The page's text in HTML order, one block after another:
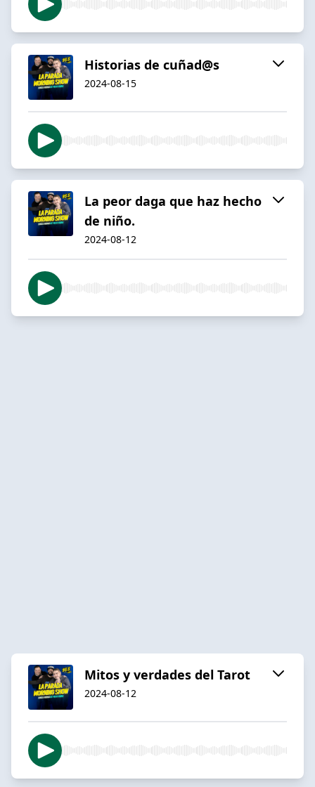
Historias de cuñad@s
2024-08-15
La peor daga que haz hecho
de niño.
2024-08-12
Mitos y verdades del Tarot
2024-08-12